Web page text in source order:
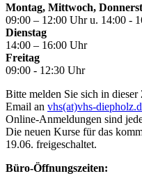
Montag, Mittwoch,
09:00 – 12:00 Uhr u. 14:00 -
Dienstag
14:00 – 16:00 Uhr
Freitag
09:00 - 12:30 Uhr
Bitte melden Sie sich in dieser
Email an vhs(at)vhs-
Online-Anmeldungen sind
Die neuen Kurse für das
19.06. freigeschaltet.
Büro-Öffnungszeiten: